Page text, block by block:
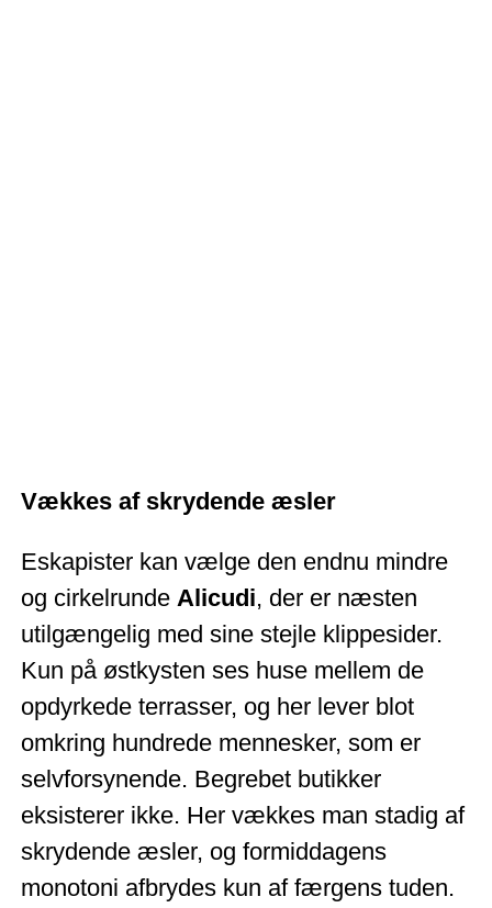
Vækkes af skrydende æsler
Eskapister kan vælge den endnu mindre
og cirkelrunde Alicudi, der er næsten
utilgængelig med sine stejle klippesider.
Kun på østkysten ses huse mellem de
opdyrkede terrasser, og her lever blot
omkring hundrede mennesker, som er
selvforsynende. Begrebet butikker
eksisterer ikke. Her vækkes man stadig af
skrydende æsler, og formiddagens
monotoni afbrydes kun af færgens tuden.